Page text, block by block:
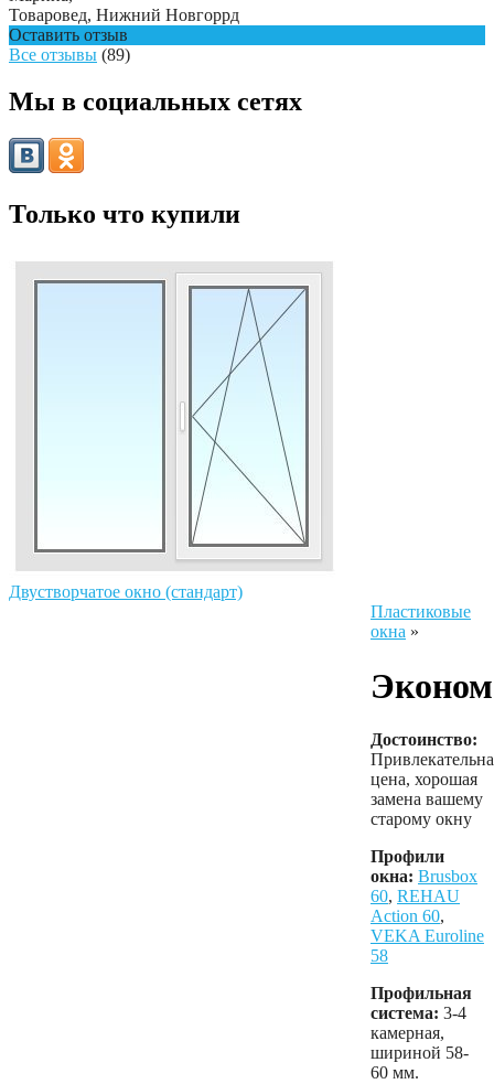
Товаровед, Нижний Новгоррд
Оставить отзыв
Все отзывы (89)
Мы в социальных сетях
Только что купили
Двустворчатое окно (стандарт)
Пластиковые
окна »
Эконом
Достоинство:
цена, хорошая
замена вашему
старому окну
Профили
окна: Brusbox
60, REHAU
Action 60,
VEKA Euroline
58
Профильная
система: 3-4
камерная,
шириной 58-
60 мм.